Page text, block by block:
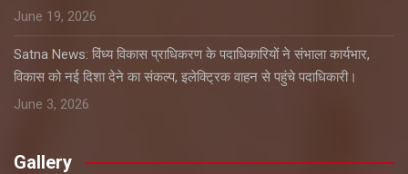
June 19, 2026
Satna News: विंध्य विकास प्राधिकरण के पदाधिकारियों ने संभाला कार्यभार,
विकास को नई दिशा देने का संकल्प, इलेक्ट्रिक वाहन से पहुंचे पदाधिकारी।
June 3, 2026
Gallery